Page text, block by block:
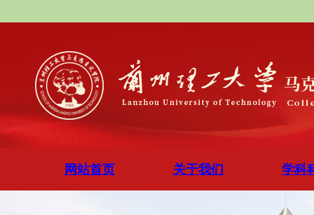
网站首页 关于我们 学科